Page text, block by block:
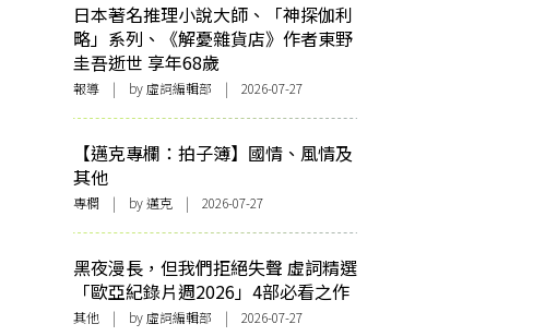
日本著名推理小說大師、「神探伽利
略」系列、《解憂雜貨店》作者東野
圭吾逝世 享年68歲
報導 | by 虛詞編輯部 | 2026-07-27
【邁克專欄：拍子簿】國情、風情及
其他
專欄 | by邁克 | 2026-07-27
黑夜漫長，但我們拒絕失聲 虛詞精選
「歐亞紀錄片週2026」4部必看之作
其他 | by 虛詞編輯部 | 2026-07-27